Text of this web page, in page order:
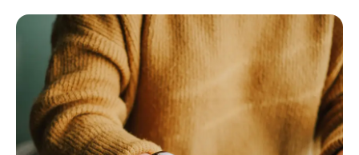
mentoring,
consulenza
e
altre
discipline
Norma
UNI
11601/2024